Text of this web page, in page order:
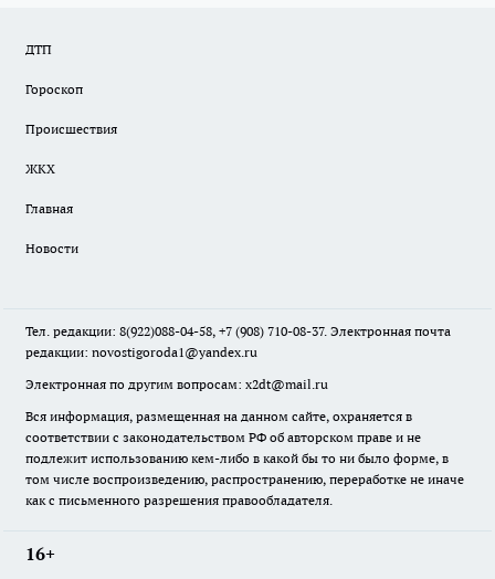
ДТП
Гороскоп
Происшествия
ЖКХ
Главная
Новости
Тел. редакции: 8(922)088-04-58, +7 (908) 710-08-37. Электронная почта
редакции: novostigoroda1@yandex.ru
Электронная по другим вопросам: x2dt@mail.ru
Вся информация, размещенная на данном сайте, охраняется в
соответствии с законодательством РФ об авторском праве и не
подлежит использованию кем-либо в какой бы то ни было форме, в
том числе воспроизведению, распространению, переработке не иначе
как с письменного разрешения правообладателя.
16+